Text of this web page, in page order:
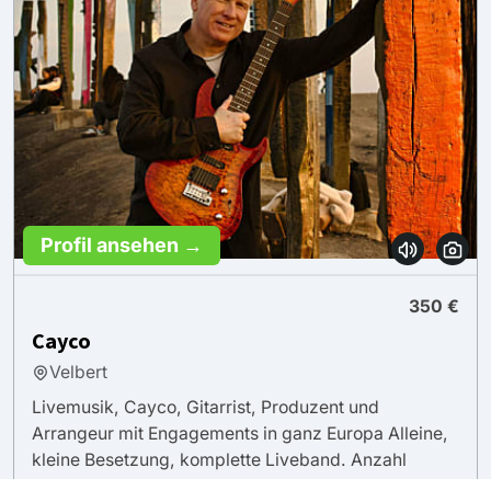
Profil ansehen →
350 €
Cayco
Velbert
Livemusik, Cayco, Gitarrist, Produzent und
Arrangeur mit Engagements in ganz Europa Alleine,
kleine Besetzung, komplette Liveband. Anzahl